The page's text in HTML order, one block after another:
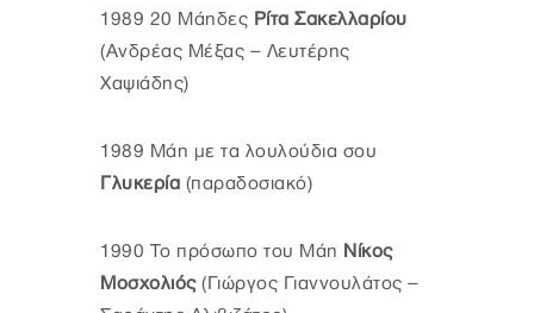
1989 20 Μάηδες Ρίτα Σακελλαρίου
(Ανδρέας Μέξας – Λευτέρης
Χαψιάδης)
1989 Μάη με τα λουλούδια σου
Γλυκερία (παραδοσιακό)
1990 Το πρόσωπο του Μάη Νίκος
Μοσχολιός(Γιώργος Γιαννουλάτος –